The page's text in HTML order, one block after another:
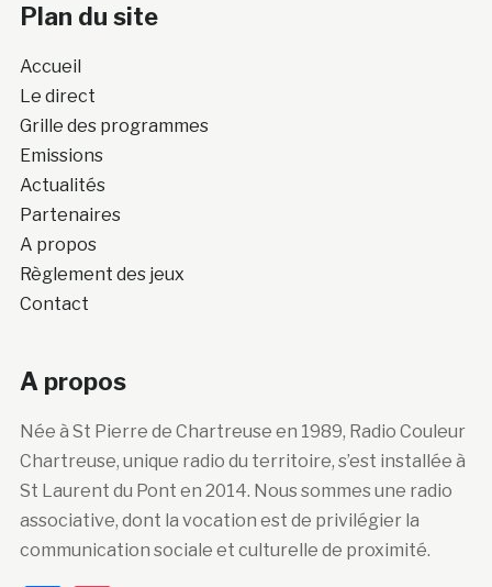
Plan du site
Accueil
Le direct
Grille des programmes
Emissions
Actualités
Partenaires
A propos
Règlement des jeux
Contact
A propos
Née à St Pierre de Chartreuse en 1989, Radio Couleur
Chartreuse, unique radio du territoire, s’est installée à
St Laurent du Pont en 2014. Nous sommes une radio
associative, dont la vocation est de privilégier la
communication sociale et culturelle de proximité.